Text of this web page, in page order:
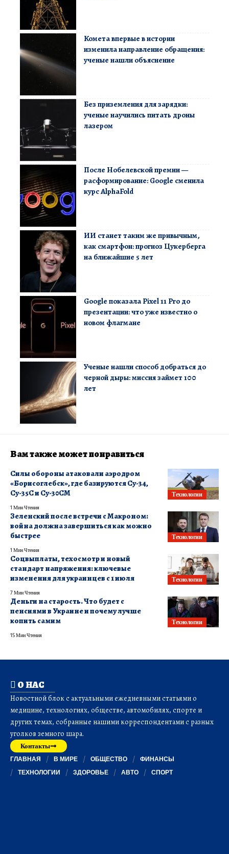
Комета впервые в истории
изменила направление обращения:
ученые нашли объяснение
Без приземления для зарядки:
ученые научились питать дроны
лазером
После Нобелевской премии —
расформирование: Google сменила
курс AlphaFold
ИИ станет таким же привычным,
как смартфон: прогноз Цукерберга
на ближайшие 5 лет
Google показала Pixel 11 Pro до
презентации: что уже известно о
новом флагмане
Ученые нашли способ добраться до
черной дыры: миссия займет 100
лет
Вам также может понравиться
Технологии
Силы обороны атаковали аэродром
«Борисоглебск», где базируются Су-34,
Су-35С и Су-30СМ
1 Мин Чтения
Технологии
Зеленский после встречи с Макроном:
война должна завершиться как можно
быстрее
1 Мин Чтения
Технологии
Соцвыплаты, техосмотр и новый
стандарт напряжения: ключевые
изменения для украинцев с 1 июля
7 Мин Чтения
Технологии
Деньги на старость. Что будет с
пенсиями в Украине и почему лучше
копить самим
15 Мин Чтения
О НАС
Новостной блок с актуальными ежедневными статьями о
медицине, технологиях, обществе, автомобилях, спорте и
других темах, собранные нашими корреспондентами с разных
уголков земного шара.
Контакты
ГЛАВНАЯ В МИРЕ ОБЩЕСТВО
ФИНАНСЫ
ТЕХНОЛОГИИ
ЗДОРОВЬЕ АВТО СПОРТ